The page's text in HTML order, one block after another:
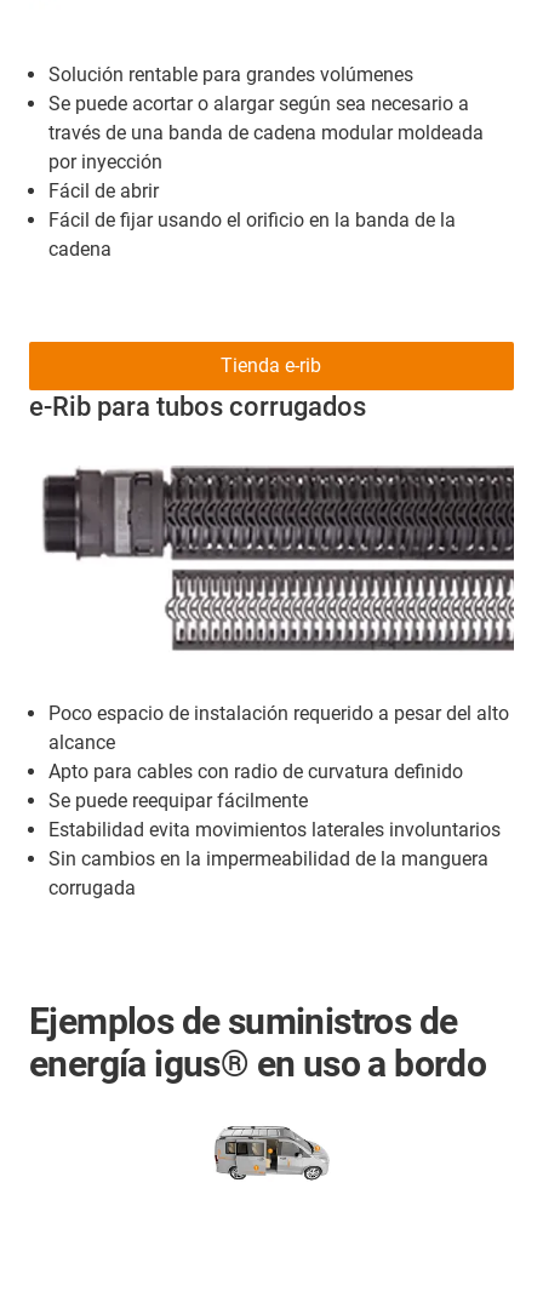
Solución rentable para grandes volúmenes
Se puede acortar o alargar según sea necesario a
través de una banda de cadena modular moldeada
por inyección
Fácil de abrir
Fácil de fijar usando el orificio en la banda de la
cadena
e-Rib para tubos corrugados
Poco espacio de instalación requerido a pesar del alto
alcance
Apto para cables con radio de curvatura definido
Se puede reequipar fácilmente
Estabilidad evita movimientos laterales involuntarios
Sin cambios en la impermeabilidad de la manguera
corrugada
Tienda e-rib
Ejemplos de suministros de
energía igus® en uso a bordo